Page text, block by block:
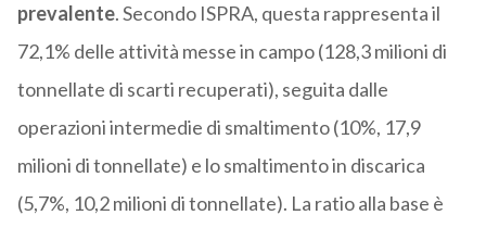
prevalente. Secondo ISPRA, questa rappresenta il
72,1% delle attività messe in campo (128,3 milioni di
tonnellate di scarti recuperati), seguita dalle
operazioni intermedie di smaltimento (10%, 17,9
milioni di tonnellate) e lo smaltimento in discarica
(5,7%, 10,2 milioni di tonnellate). La ratio alla base è